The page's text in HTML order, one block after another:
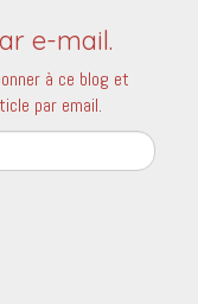
e-mail.
à ce blog et
par email.